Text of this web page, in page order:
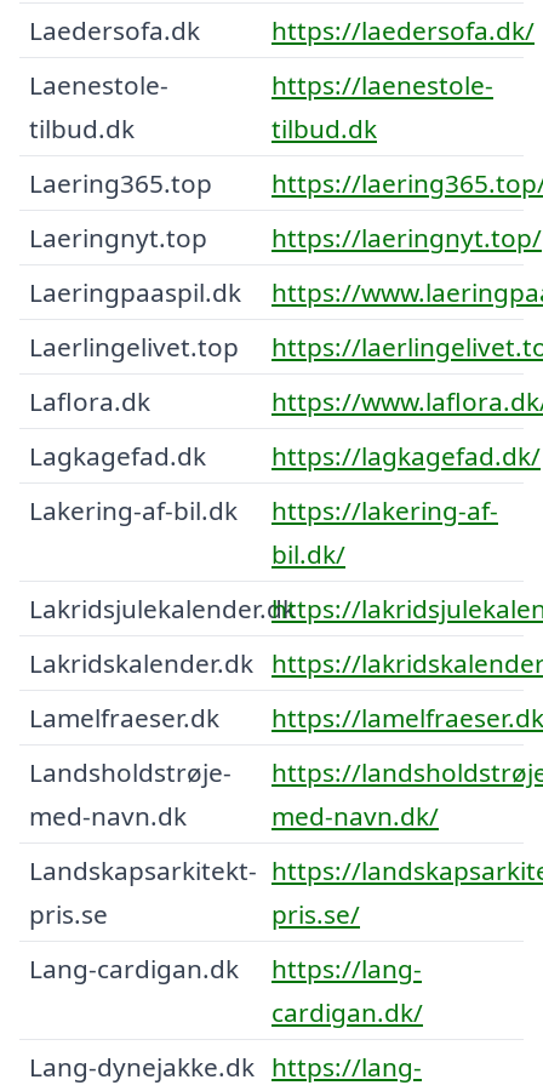
Laedersofa.dk
https://laedersofa.dk/
Laenestole-
tilbud.dk
https://laenestole-
tilbud.dk
Laering365.top
https://
Laeringnyt.top
https://laeringnyt.top/
Laeringpaaspil.dk
https://
Laerlingelivet.top
https://
Laflora.dk
https://
Lagkagefad.dk
https://lagkagefad.dk/
Lakering-af-bil.dk
https://lakering-af-
bil.dk/
Lakridsjulekalender.dkhttps://
Lakridskalender.dk https://
Lamelfraeser.dk
https://lamelfraeser.dk
Landsholdstrøje-
med-navn.dk
https://
med-navn.dk/
Landskapsarkitekt-
pris.se
https://
pris.se/
Lang-cardigan.dk
https://lang-
cardigan.dk/
Lang-dynejakke.dk https://lang-